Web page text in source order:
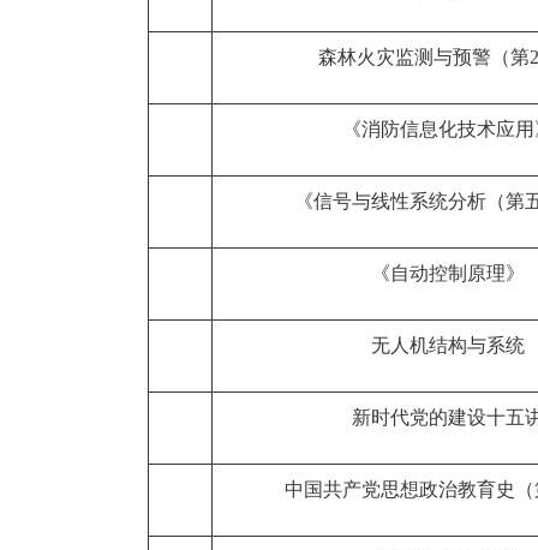
森林火灾监测与预警（第
《消防信息化技术应
《信号与线性系统分析（第
《自动控制原理》
无人机结构与系统
新时代党的建设十五
中国共产党思想政治教育史